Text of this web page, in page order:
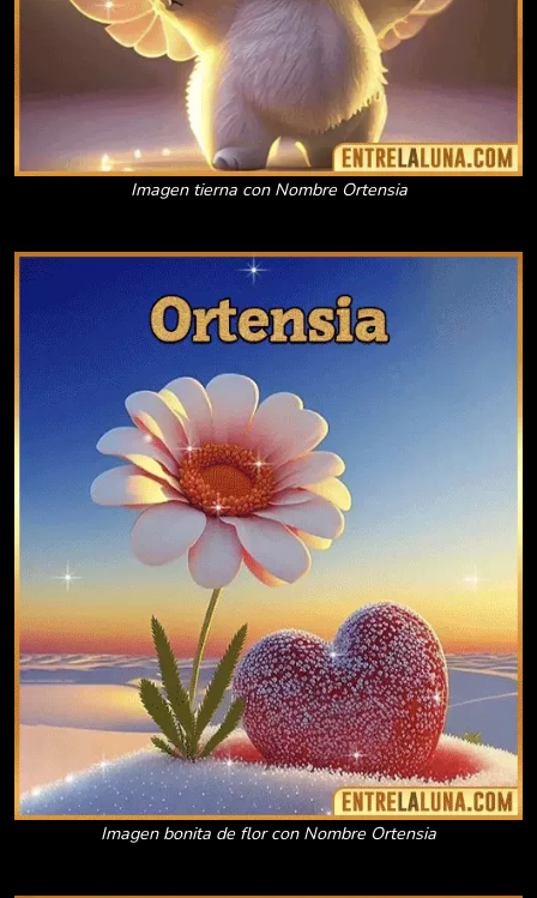
Imagen tierna con Nombre Ortensia
Imagen bonita de flor con Nombre Ortensia